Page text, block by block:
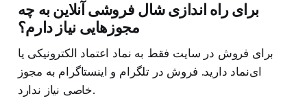
برای راه اندازی شال فروشی آنلاین به چه
مجوزهایی نیاز دارم؟
برای فروش در سایت فقط به نماد اعتماد الکترونیکی یا
ای‌نماد دارید. فروش در تلگرام و اینستاگرام به مجوز
خاصی نیاز ندارد.